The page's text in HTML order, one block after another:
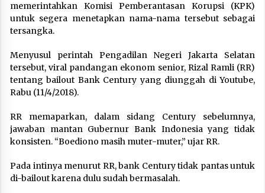
memerintahkan Komisi Pemberantasan Korupsi (KPK)
untuk segera menetapkan nama-nama tersebut sebagai
tersangka.
Menyusul perintah Pengadilan Negeri Jakarta Selatan
tersebut, viral pandangan ekonom senior, Rizal Ramli (RR)
tentang bailout Bank Century yang diunggah di Youtube,
Rabu (11/4/2018).
RR memaparkan, dalam sidang Century sebelumnya,
jawaban mantan Gubernur Bank Indonesia yang tidak
konsisten. “Boediono masih muter-muter,” ujar RR.
Pada intinya menurut RR, bank Century tidak pantas untuk
di-bailout karena dulu sudah bermasalah.